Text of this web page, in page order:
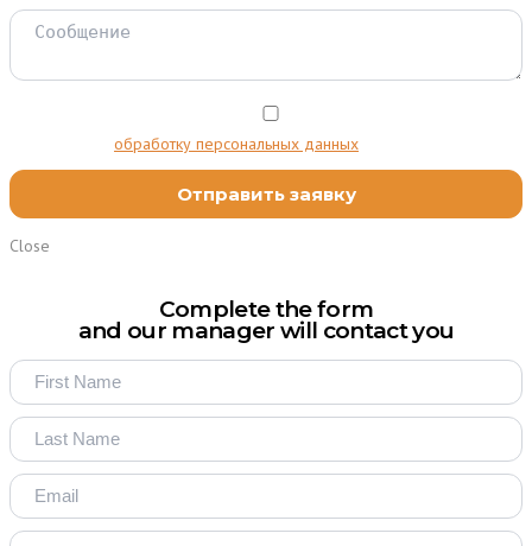
обработку персональных данных
Close
Complete the form
and our manager will contact you